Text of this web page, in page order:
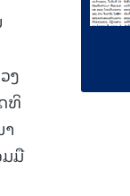
ງ
ທິ
ມື